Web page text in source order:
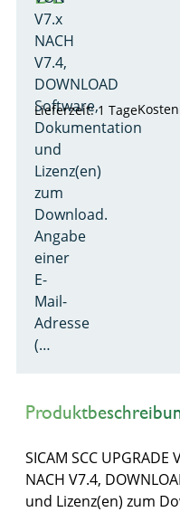
V7.x
NACH
V7.4,
DOWNLOAD
Software,
Dokumentation
und
Lizenz(en)
zum
Download.
Angabe
einer
E-
Mail-
Adresse
(…
Lieferzeit: 1 Tage
SICAM SCC UPGRADE
NACH V7.4,
und Lizenz(en) zum